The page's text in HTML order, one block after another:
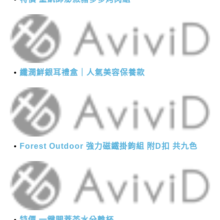
纖潤鮮銀耳禮盒｜人氣美容保養款
Forest Outdoor 強力磁鐵掛鉤組 附D扣 共九色